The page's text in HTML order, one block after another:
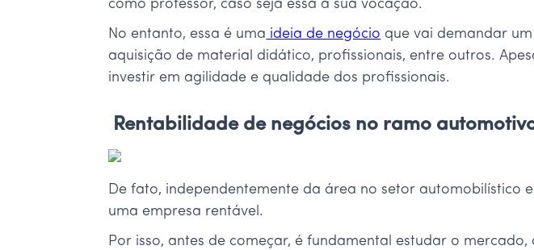
como professor, caso seja essa a sua vocação.
No entanto, essa é uma ideia de negócio que vai demandar
aquisição de material didático, profissionais, entre outros.
investir em agilidade e qualidade dos profissionais.
Rentabilidade de negócios no ramo
De fato, independentemente da área no setor
uma empresa rentável.
Por isso, antes de começar, é fundamental estudar o